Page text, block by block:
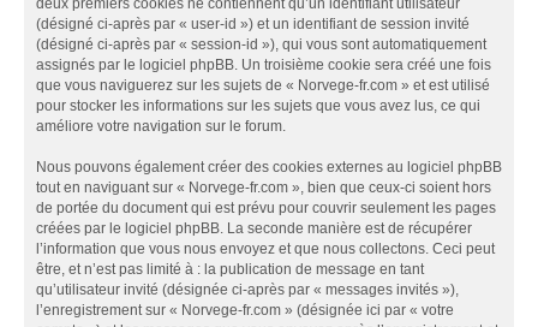
deux premiers cookies ne contiennent qu’un identifiant utilisateur
(désigné ci-après par « user-id ») et un identifiant de session invité
(désigné ci-après par « session-id »), qui vous sont automatiquement
assignés par le logiciel phpBB. Un troisième cookie sera créé une fois
que vous naviguerez sur les sujets de « Norvege-fr.com » et est utilisé
pour stocker les informations sur les sujets que vous avez lus, ce qui
améliore votre navigation sur le forum.
Nous pouvons également créer des cookies externes au logiciel phpBB
tout en naviguant sur « Norvege-fr.com », bien que ceux-ci soient hors
de portée du document qui est prévu pour couvrir seulement les pages
créées par le logiciel phpBB. La seconde manière est de récupérer
l’information que vous nous envoyez et que nous collectons. Ceci peut
être, et n’est pas limité à : la publication de message en tant
qu’utilisateur invité (désignée ci-après par « messages invités »),
l’enregistrement sur « Norvege-fr.com » (désignée ici par « votre